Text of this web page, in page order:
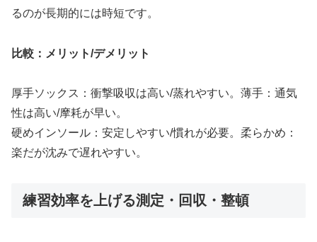
るのが長期的には時短です。
比較：メリット/デメリット
厚手ソックス：衝撃吸収は高い/蒸れやすい。薄手：通気
性は高い/摩耗が早い。
硬めインソール：安定しやすい/慣れが必要。柔らかめ：
楽だが沈みで遅れやすい。
練習効率を上げる測定・回収・整頓